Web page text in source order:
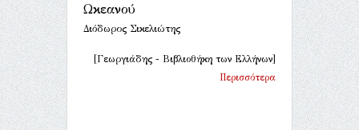
Ωκεανού
Διόδωρος Σικελιώτης
[Γεωργιάδης - Βιβλιοθήκη των Ελλήνων]
Περισσότερα